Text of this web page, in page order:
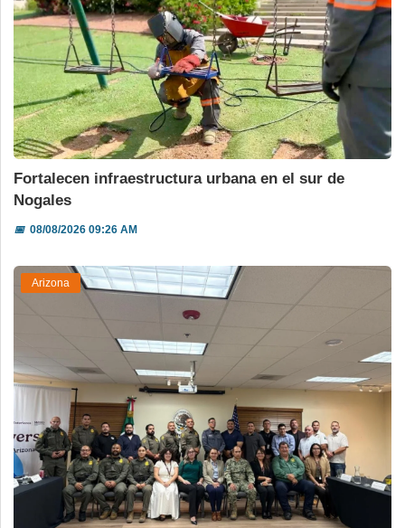
Fortalecen infraestructura urbana en el sur de
Nogales
📅08/08/2026 09:26 AM
Arizona